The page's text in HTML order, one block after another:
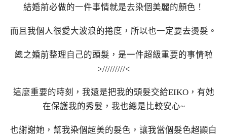
結婚前必做的一件事情就是去染個美麗的顏色！
而且我個人很愛大波浪的捲度，所以也一定要去燙髮。
總之婚前整理自己的頭髮，是一件超級重要的事情啦
>/////////<
這麼重要的時刻，我還是把我的頭髮交給EIKO，有她
在保護我的秀髮，我也總是比較安心~
也謝謝她，幫我染個超美的髮色，讓我當個髮色超顯白